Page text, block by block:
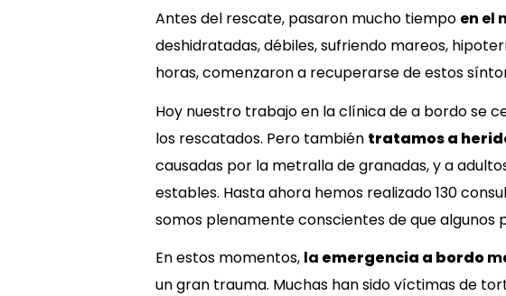
Antes del rescate, pasaron mucho tiempo en el
deshidratadas, débiles, sufriendo mareos,
horas, comenzaron a recuperarse de estos
Hoy nuestro trabajo en la clínica de a bordo se
los rescatados. Pero también tratamos a
causadas por la metralla de granadas, y a
estables. Hasta ahora hemos realizado 130
somos plenamente conscientes de que
En estos momentos, la emergencia a bordo
un gran trauma. Muchas han sido víctimas de